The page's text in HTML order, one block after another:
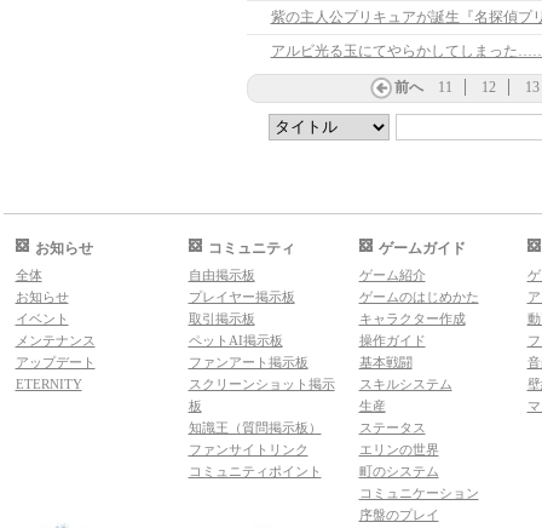
紫の主人公プリキュアが誕生『名探偵プ
アルビ光る玉にてやらかしてしまった
前へ 11 12 13
お知らせ
全体
お知らせ
イベント
メンテナンス
アップデート
ETERNITY
コミュニティ
自由掲示板
プレイヤー掲示板
取引掲示板
ペットAI掲示板
ファンアート掲示板
スクリーンショット掲示
板
知識王（質問掲示板）
ファンサイトリンク
コミュニティポイント
ゲームガイド
ゲーム紹介
ゲームのはじめかた
キャラクター作成
操作ガイド
基本戦闘
スキルシステム
生産
ステータス
エリンの世界
町のシステム
コミュニケーション
序盤のプレイ